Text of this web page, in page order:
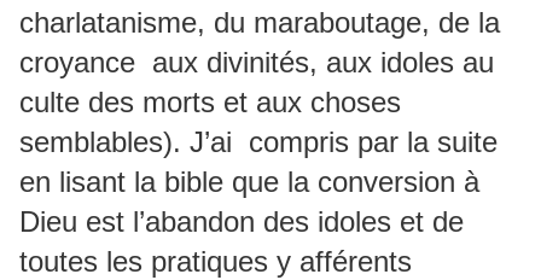
charlatanisme, du maraboutage, de la
croyance aux divinités, aux idoles au
culte des morts et aux choses
semblables). J’ai compris par la suite
en lisant la bible que la conversion à
Dieu est l’abandon des idoles et de
toutes les pratiques y afférents